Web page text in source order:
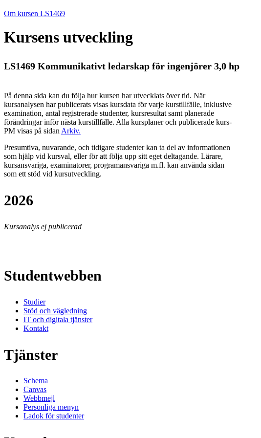
Om kursen LS1469
Kursens utveckling
LS1469 Kommunikativt ledarskap för ingenjörer 3,0 hp
På denna sida kan du följa hur kursen har utvecklats över tid. När
kursanalysen har publicerats visas kursdata för varje kurstillfälle, inklusive
examination, antal registrerade studenter, kursresultat samt planerade
förändringar inför nästa kurstillfälle. Alla kursplaner och publicerade kurs-
PM visas på sidan Arkiv.
Presumtiva, nuvarande, och tidigare studenter kan ta del av informationen
som hjälp vid kursval, eller för att följa upp sitt eget deltagande. Lärare,
kursansvariga, examinatorer, programansvariga m.fl. kan använda sidan
som ett stöd vid kursutveckling.
2026
Kursanalys ej publicerad
Studentwebben
Studier
Stöd och vägledning
IT och digitala tjänster
Kontakt
Tjänster
Schema
Canvas
Webbmejl
Personliga menyn
Ladok för studenter